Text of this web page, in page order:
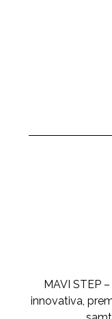
MAVI STEP
innovativa,